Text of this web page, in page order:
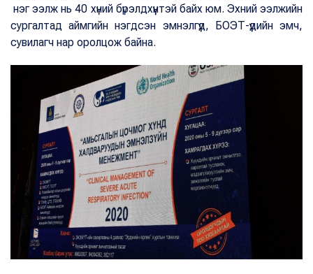
нэг ээлж нь 40 хүний бүрэлдхүүнтэй байх юм. Эхний ээлжийн
сургалтад аймгийн нэгдсэн эмнэлгүүд, БОЭТ-үүдийн эмч,
сувилагч нар оролцож байна.